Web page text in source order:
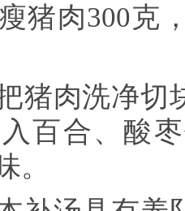
肉300克，
肉洗净切
百合、酸
。